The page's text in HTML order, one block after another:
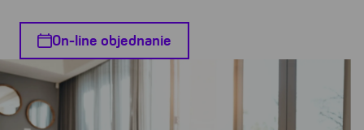
On-line objednanie